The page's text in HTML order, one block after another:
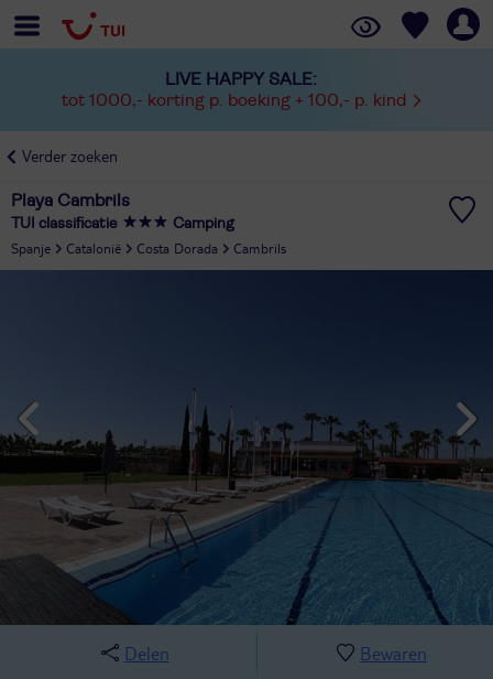
LIVE HAPPY SALE:
tot 1000,- korting p. boeking + 100,- p. kind
Verder zoeken
Playa Cambrils
TUI classificatie Camping
Spanje Catalonië Costa Dorada Cambrils
Delen Bewaren